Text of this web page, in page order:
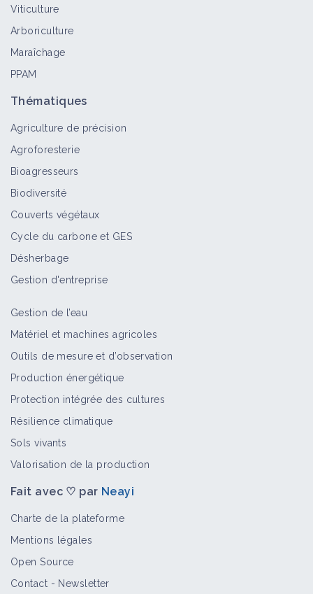
Éthuse ciguë
Bioagresseur
Viticulture
Arboriculture
Maraîchage
PPAM
Thématiques
Agriculture de précision
Agroforesterie
Bioagresseurs
Biodiversité
Couverts végétaux
Cycle du carbone et GES
Désherbage
Gestion d'entreprise
Gestion de l’eau
Matériel et machines agricoles
Outils de mesure et d’observation
Production énergétique
Protection intégrée des cultures
Résilience climatique
Sols vivants
Valorisation de la production
Fait avec ♡ par Neayi
Charte de la plateforme
Mentions légales
Open Source
Contact - Newsletter